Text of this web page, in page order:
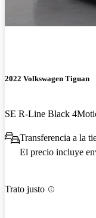
2022 Volkswagen Tiguan
SE R-Line Black
Transferencia a la
El precio incluye
Trato justo